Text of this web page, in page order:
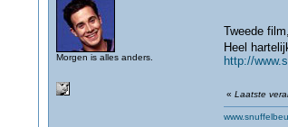
Morgen is alles anders.
Tweede
Heel
http://
« Laatste